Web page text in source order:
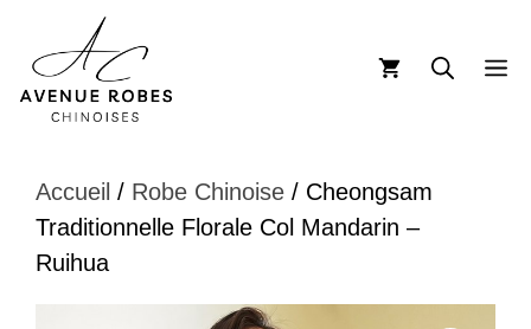
contenu
Accueil / Robe Chinoise / Cheongsam
Traditionnelle Florale Col Mandarin –
Ruihua